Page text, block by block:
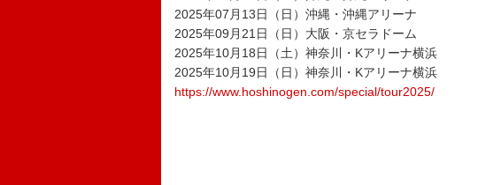
2025年07月13日（日）沖縄・沖縄アリーナ
2025年09月21日（日）大阪・京セラドーム
2025年10月18日（土）神奈川・Kアリーナ横浜
2025年10月19日（日）神奈川・Kアリーナ横浜
https://www.hoshinogen.com/special/tour2025/